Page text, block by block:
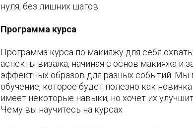
нуля, без лишних шагов.
Программа курса
Программа курса по макияжу для себя
аспекты визажа, начиная с основ макияжа и
эффектных образов для разных событий. Мы
обучение, которое будет полезно как
имеет некоторые навыки, но хочет их
Чему вы научитесь на курсах